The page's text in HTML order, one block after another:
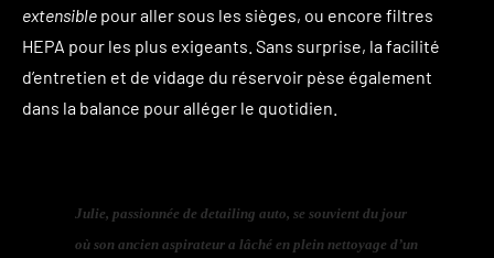
extensible pour aller sous les sièges, ou encore filtres
HEPA pour les plus exigeants. Sans surprise, la facilité
d’entretien et de vidage du réservoir pèse également
dans la balance pour alléger le quotidien.
Julie, passionnée de detailing auto, se souvient du jour
où son ancien aspirateur a lâché en plein nettoyage d’un